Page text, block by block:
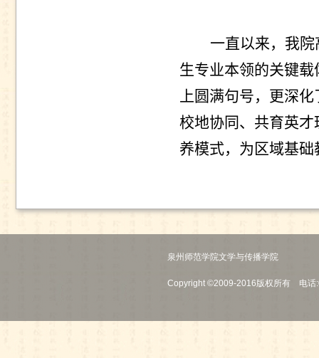
一直以来， 我院
生专业本领的关键
上圆满句号，更深化
校地协同、共育英
养模式，为区域基
泉州师范学院文学与传播学院
Copyright ©2009-2016版权所有 电话